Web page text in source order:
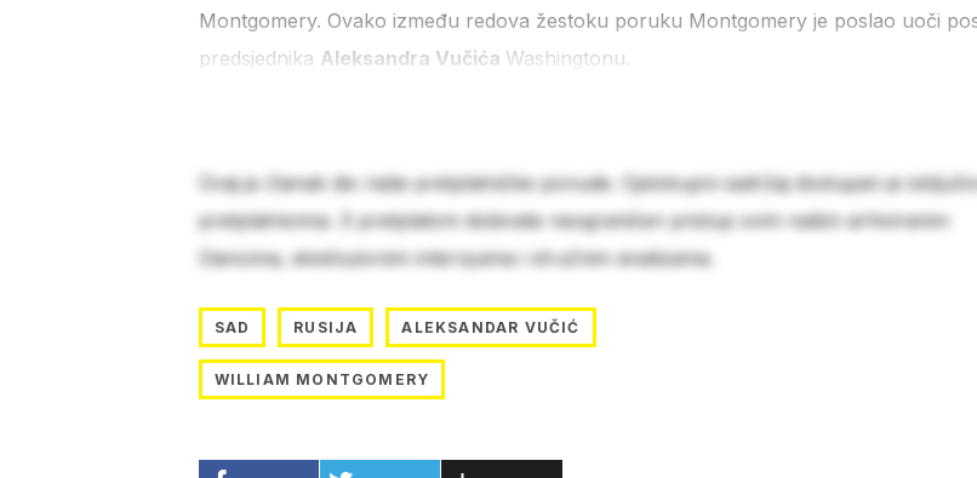
Montgomery. Ovako između redova žestoku poruku Montgomery je poslao uoči
predsjednika Aleksandra Vučića Washingtonu.
Ovaj je članak dio naše pretplatničke ponude. Cjelokupni sadržaj dostupan je
pretplatnicima. S pretplatom dobivate neograničen pristup svim našim arhiviranim
člancima, ekskluzivnim intervjuima i stručnim analizama.
SAD RUSIJA ALEKSANDAR VUČIĆ
WILLIAM MONTGOMERY